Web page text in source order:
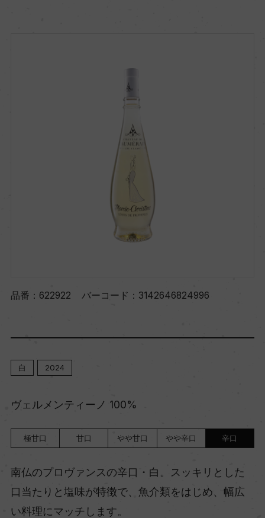
品番： 622922 バーコード： 3142646824996
白 2024
ヴェルメンティーノ 100%
極甘口 甘口 やや甘口 やや辛口 辛口
南仏のプロヴァンスの辛口・白。スッキリとした
口当たりと塩味が特徴で、魚介類をはじめ、幅広
い料理にマッチします。